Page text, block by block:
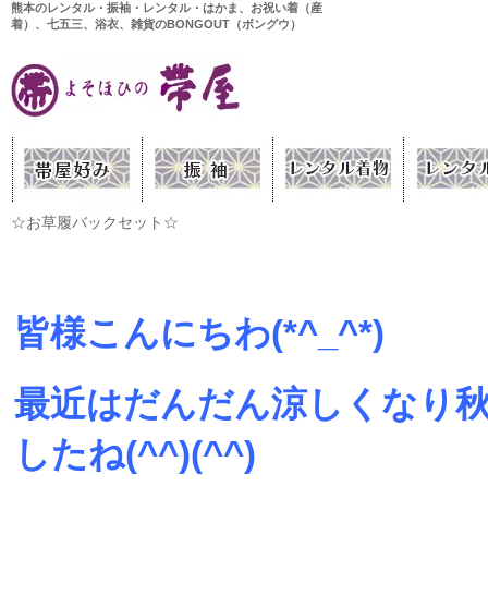
熊本のレンタル・振袖・レンタル・はかま、お祝い着（産
着）、七五三、浴衣、雑貨のBONGOUT（ボングウ）
☆お草履バックセット☆
皆様こんにちわ(*^_^*)
最近はだんだん涼しくなり
したね(^^)(^^)